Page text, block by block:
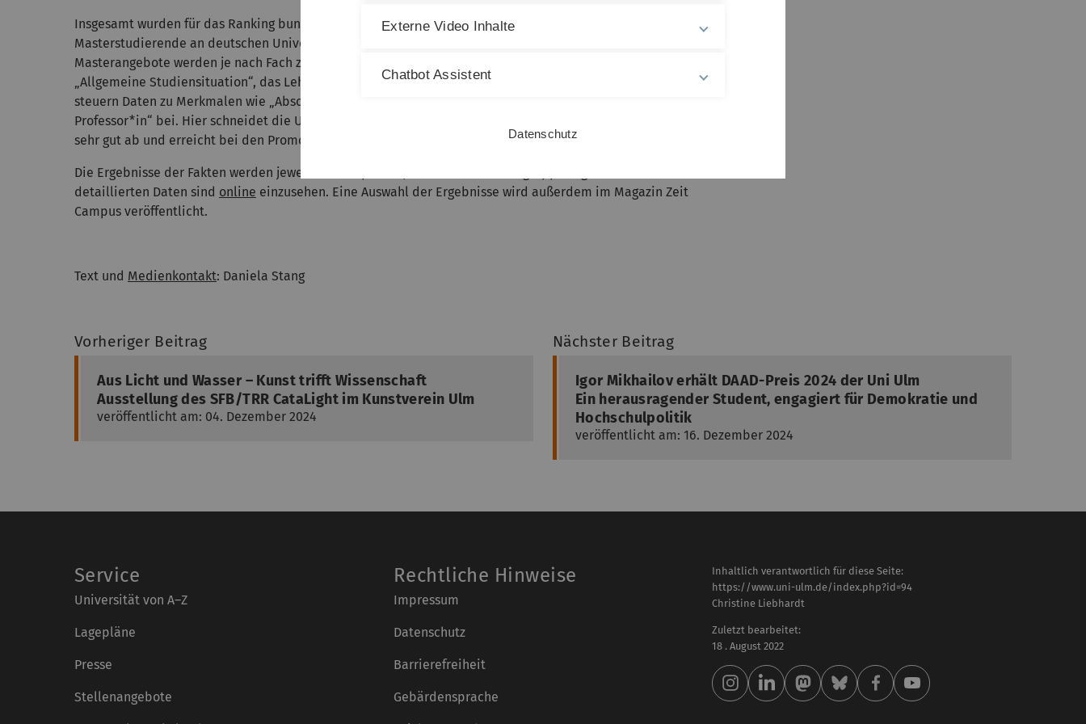
Insgesamt wurden für das Ranking bundesweit zwischen Januar und August 2024 rund 7500
Masterstudierende an deutschen Universitäten und Hochschulen befragt. Im Vergleich der
Masterangebote werden je nach Fach zehn Bewertungen von den Studierenden abgefragt, darunter die
„Allgemeine Studiensituation“, das Lehrangebot und die Studienorganisation. Die Bildungseinrichtungen
steuern Daten zu Merkmalen wie „Abschlüsse in angemessener Zeit“ oder „Promotionen pro
Professor*in“ bei. Hier schneidet die Uni Ulm mit ihrem Masterangebot in Informatik und Mathematik
sehr gut ab und erreicht bei den Promotionen die Spitzengruppe.
Die Ergebnisse der Fakten werden jeweils einer Spitzen-, Mittel- und Schlussgruppe zugeordnet. Die
detaillierten Daten sind online einzusehen. Eine Auswahl der Ergebnisse wird außerdem im Magazin Zeit
Campus veröffentlicht.
Text und Medienkontakt: Daniela Stang
Vorheriger Beitrag
Aus Licht und Wasser – Kunst trifft Wissenschaft
Ausstellung des SFB/TRR CataLight im Kunstverein Ulm
veröffentlicht am: 04. Dezember 2024
Nächster Beitrag
Igor Mikhailov erhält DAAD-Preis 2024 der Uni Ulm
Ein herausragender Student, engagiert für Demokratie und
Hochschulpolitik
veröffentlicht am: 16. Dezember 2024
Service
Universität von A–Z
Lagepläne
Presse
Stellenangebote
Rechtliche Hinweise
Impressum
Datenschutz
Barrierefreiheit
Gebärdensprache
Inhaltlich verantwortlich für diese Seite:
https://www.uni-ulm.de/index.php?id=94
Christine Liebhardt
Zuletzt bearbeitet:
18 . August 2022
Externe Video Inhalte
Chatbot Assistent
Datenschutz